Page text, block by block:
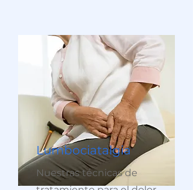
Lumbociatalgia
Nuestras técnicas de